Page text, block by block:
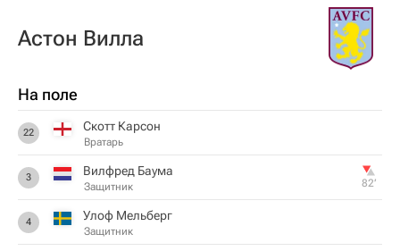
Астон Вилла
На поле
22 Скотт Карсон
Вратарь
3 Вилфред Баума
Защитник 82‎’‎
4 Улоф Мельберг
Защитник